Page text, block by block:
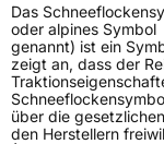
Das
oder alpines Symbol
genannt) ist ein
zeigt an, dass der
über die
den Herstellern